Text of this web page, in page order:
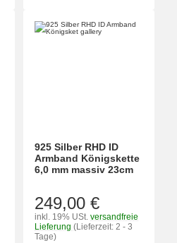
925 Silber RHD ID
Armband Königskette
6,0 mm massiv 23cm
249,00 €
inkl. 19% USt. versandfreie
Lieferung (Lieferzeit: 2 - 3
Tage)